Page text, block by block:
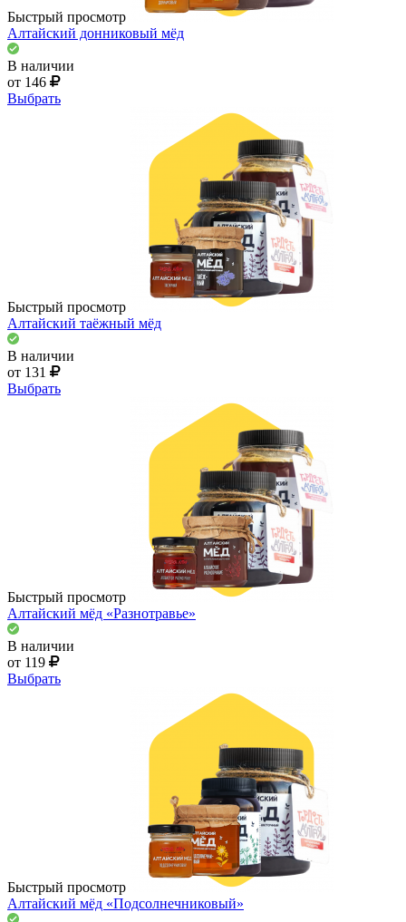
Быстрый просмотр
Алтайский донниковый мёд
В наличии
от 146
Выбрать
Быстрый просмотр
Алтайский таёжный мёд
В наличии
от 131
Выбрать
Быстрый просмотр
Алтайский мёд «Разнотравье»
В наличии
от 119
Выбрать
Быстрый просмотр
Алтайский мёд «Подсолнечниковый»